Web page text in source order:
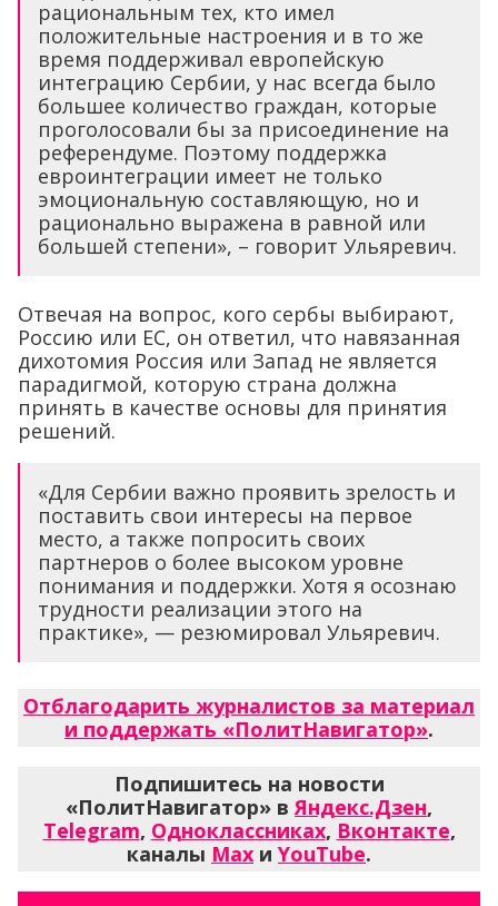
рациональным тех, кто имел
положительные настроения и в то же
время поддерживал европейскую
интеграцию Сербии, у нас всегда было
большее количество граждан, которые
проголосовали бы за присоединение на
референдуме. Поэтому поддержка
евроинтеграции имеет не только
эмоциональную составляющую, но и
рационально выражена в равной или
большей степени», – говорит Ульяревич.
Отвечая на вопрос, кого сербы выбирают,
Россию или ЕС, он ответил, что навязанная
дихотомия Россия или Запад не является
парадигмой, которую страна должна
принять в качестве основы для принятия
решений.
«Для Сербии важно проявить зрелость и
поставить свои интересы на первое
место, а также попросить своих
партнеров о более высоком уровне
понимания и поддержки. Хотя я осознаю
трудности реализации этого на
практике», — резюмировал Ульяревич.
Отблагодарить журналистов за материал
и поддержать «ПолитНавигатор».
Подпишитесь на новости
«ПолитНавигатор» в Яндекс.Дзен,
Telegram, Одноклассниках, Вконтакте,
каналы Max и YouTube.